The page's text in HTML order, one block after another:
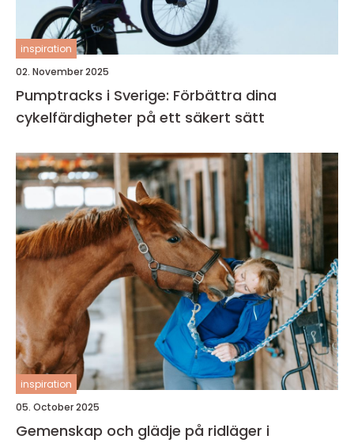
inspiration
02. November 2025
Pumptracks i Sverige: Förbättra dina
cykelfärdigheter på ett säkert sätt
inspiration
05. October 2025
Gemenskap och glädje på ridläger i